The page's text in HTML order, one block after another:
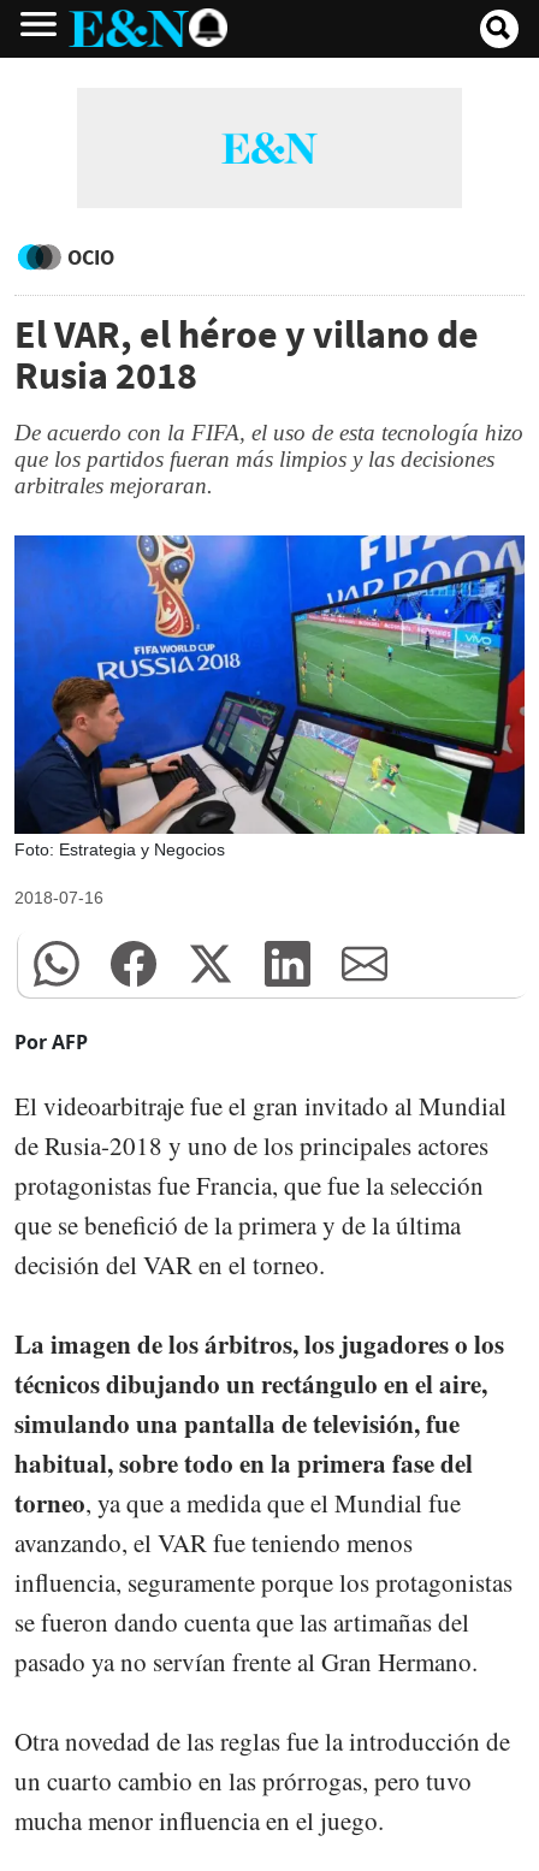
OCIO
El VAR, el héroe y villano de
Rusia 2018
De acuerdo con la FIFA, el uso de esta tecnología hizo
que los partidos fueran más limpios y las decisiones
arbitrales mejoraran.
Foto: Estrategia y Negocios
2018-07-16
Por AFP
El videoarbitraje fue el gran invitado al Mundial
de Rusia-2018 y uno de los principales actores
protagonistas fue Francia, que fue la selección
que se benefició de la primera y de la última
decisión del VAR en el torneo.
La imagen de los árbitros, los jugadores o los
técnicos dibujando un rectángulo en el aire,
simulando una pantalla de televisión, fue
habitual, sobre todo en la primera fase del
torneo, ya que a medida que el Mundial fue
avanzando, el VAR fue teniendo menos
influencia, seguramente porque los protagonistas
se fueron dando cuenta que las artimañas del
pasado ya no servían frente al Gran Hermano.
Otra novedad de las reglas fue la introducción de
un cuarto cambio en las prórrogas, pero tuvo
mucha menor influencia en el juego.